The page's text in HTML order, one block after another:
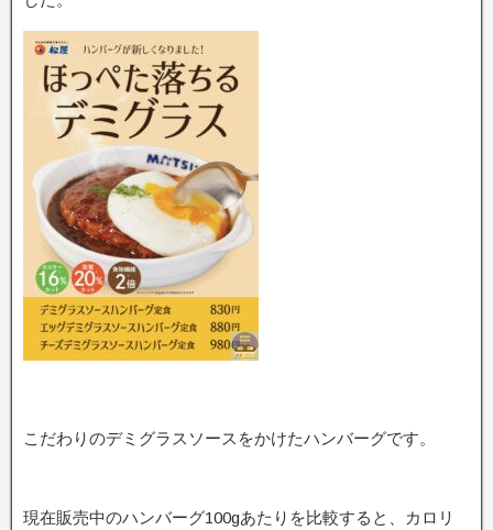
こだわりのデミグラスソースをかけたハンバーグです。
現在販売中のハンバーグ100gあたりを比較すると、カロリ